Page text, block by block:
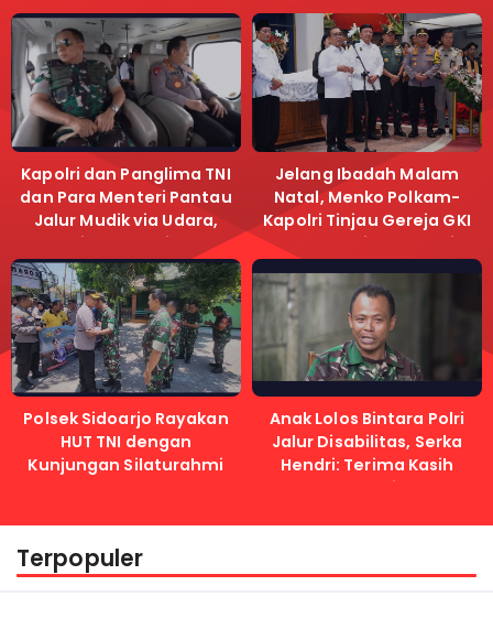
Kapolri dan Panglima TNI
dan Para Menteri Pantau
Jalur Mudik via Udara,
Pastikan Lalu Lintas
Lancar
Jelang Ibadah Malam
Natal, Menko Polkam-
Kapolri Tinjau Gereja GKI
Samanhudi dan Gereja
Immanuel
Polsek Sidoarjo Rayakan
HUT TNI dengan
Kunjungan Silaturahmi
Anak Lolos Bintara Polri
Jalur Disabilitas, Serka
Hendri: Terima Kasih
Kapolri
Terpopuler